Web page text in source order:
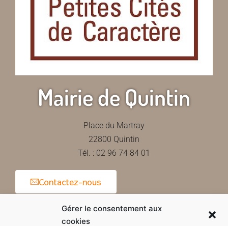
Gérer le consentement aux
cookies
Mairie de Quintin
Place du Martray
22800 Quintin
Tél. : 02 96 74 84 01
Contactez-nous